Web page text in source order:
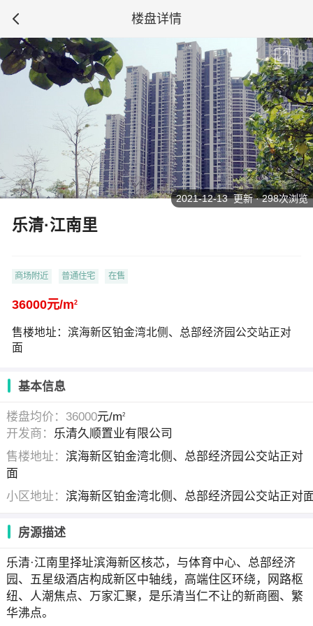
楼盘详情
乐清·江南里
商场附近 普通住宅 在售
36000元/m2
售楼地址：滨海新区铂金湾北侧、总部经济园公交站正对
面
2021-12-13 更新 · 298次浏览
基本信息
楼盘均价：36000元/m2
开发商：
乐清久顺置业有限公司
售楼地址： 滨海新区铂金湾北侧、总部经济园公交站正对
面
小区地址： 滨海新区铂金湾北侧、总部经济园公交站正对
房源描述
乐清·江南里择址滨海新区核芯，与体育中心、总部经济
园、五星级酒店构成新区中轴线，高端住区环绕，网路枢
纽、人潮焦点、万家汇聚，是乐清当仁不让的新商圈、繁
华沸点。